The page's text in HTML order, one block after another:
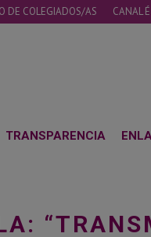
DE COLEGIADOS/AS CANAL
TRANSPARENCIA